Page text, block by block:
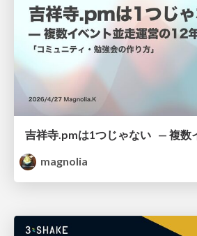
magnolia